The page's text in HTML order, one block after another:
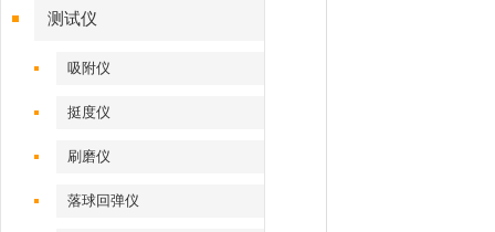
测试仪
吸附仪
挺度仪
刷磨仪
落球回弹仪